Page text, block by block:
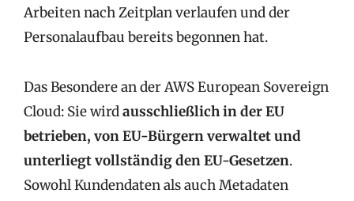
Arbeiten nach Zeitplan verlaufen und der
Personalaufbau bereits begonnen hat.
Das Besondere an der AWS European Sovereign
Cloud: Sie wirdausschließlich in der EU
betrieben, von EU-Bürgern verwaltet und
unterliegt vollständig den EU-Gesetzen.
Sowohl Kundendaten als auch Metadaten